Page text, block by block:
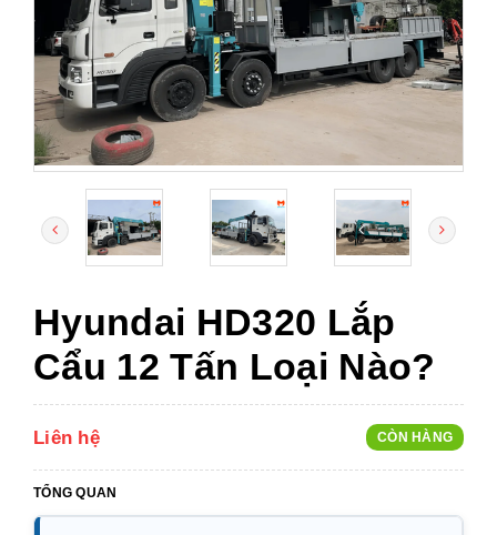
Hyundai HD320 Lắp
Cẩu 12 Tấn Loại Nào?
Liên hệ CÒN HÀNG
TỔNG QUAN